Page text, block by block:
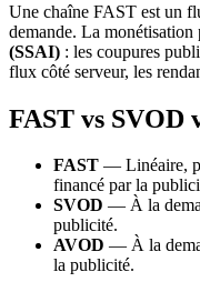
Une chaîne FAST est un
demande. La monétisation
(SSAI) : les coupures
flux côté serveur, les
FAST vs SVOD
FAST — Linéaire,
financé par la
SVOD — À la
publicité.
AVOD — À la
la publicité.